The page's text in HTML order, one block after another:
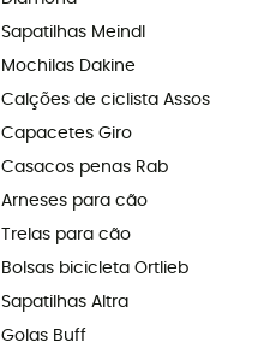
Sapatilhas Meindl
Mochilas Dakine
Calções de ciclista Assos
Capacetes Giro
Casacos penas Rab
Arneses para cão
Trelas para cão
Bolsas bicicleta Ortlieb
Sapatilhas Altra
Golas Buff